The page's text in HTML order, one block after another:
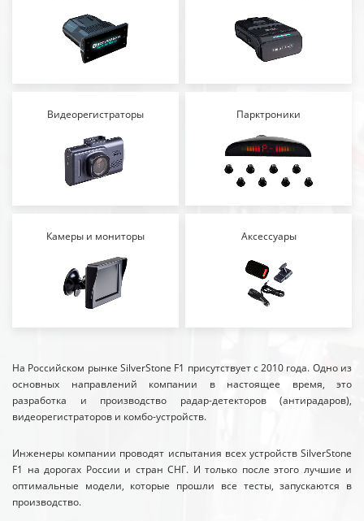
Видеорегистраторы Парктроники
Камеры и мониторы Аксессуары
На Российском рынке SilverStone F1 присутствует с 2010 года. Одно из
основных направлений компании в настоящее время, это
разработка и производство радар-детекторов (антирадаров),
видеорегистраторов и комбо-устройств.
Инженеры компании проводят испытания всех устройств SilverStone
F1 на дорогах России и стран СНГ. И только после этого лучшие и
оптимальные модели, которые прошли все тесты, запускаются в
производство.